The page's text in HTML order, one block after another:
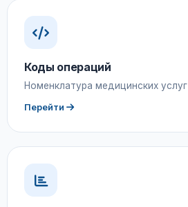
Коды операций
Номенклатура медицинских услуг
Перейти